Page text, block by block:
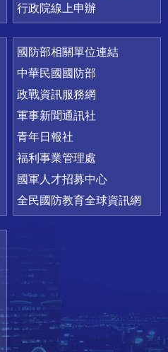
行政院線上申辦
國防部相關單位連結
中華民國國防部
政戰資訊服務網
軍事新聞通訊社
青年日報社
福利事業管理處
國軍人才招募中心
全民國防教育全球資訊網